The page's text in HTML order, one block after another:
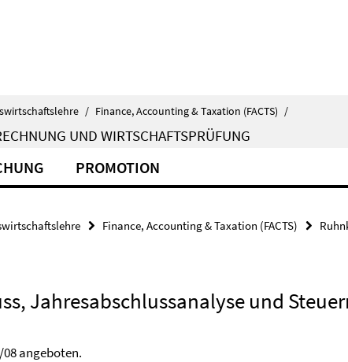
/ Finance, Accounting & Taxation (FACTS) /
UND WIRTSCHAFTSPRÜFUNG
PROMOTION
Finance, Accounting & Taxation (FACTS)
Jahresabschlussanalyse und
angeboten.